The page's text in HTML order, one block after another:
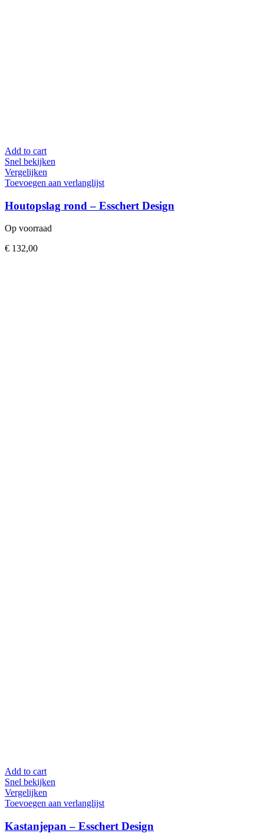
Add to cart
Snel bekijken
Vergelijken
Toevoegen aan verlanglijst
Houtopslag rond – Esschert Design
Op voorraad
€ 132,00
Add to cart
Snel bekijken
Vergelijken
Toevoegen aan verlanglijst
Kastanjepan – Esschert Design